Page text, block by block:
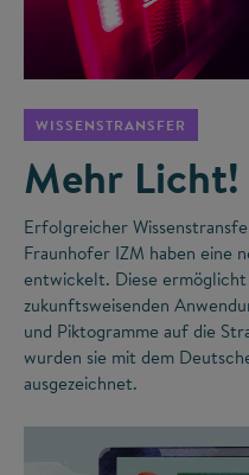
WISSENSTRANSFER
Mehr Licht!
Erfolgreicher
Fraunhofer IZM haben eine
entwickelt. Diese ermöglicht
zukunftsweisenden
und Piktogramme auf die
wurden sie mit dem
ausgezeichnet.